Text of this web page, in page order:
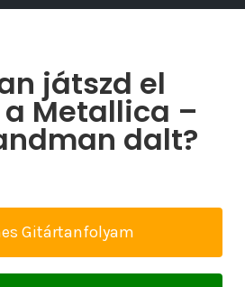
játszd el
Metallica –
dalt?
Gitártanfolyam